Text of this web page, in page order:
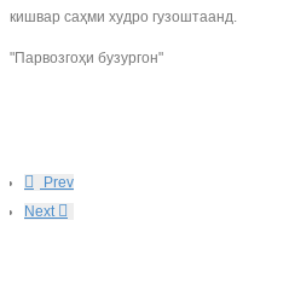
кишвар саҳми худро гузоштаанд.
"Парвозгоҳи бузургон"
Prev
Next